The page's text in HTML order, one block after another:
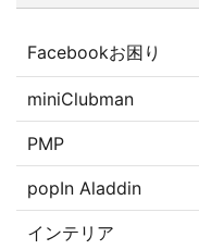
Facebookお困り
miniClubman
PMP
popIn Aladdin
インテリア